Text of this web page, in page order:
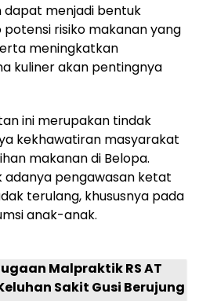
dapat menjadi bentuk
risiko makanan yang
meningkatkan
kuliner akan pentingnya
ini merupakan tindak
kekhawatiran masyarakat
makanan di Belopa.
adanya pengawasan ketat
terulang, khususnya pada
anak-anak.
Malpraktik RS AT
Sakit Gusi Berujung